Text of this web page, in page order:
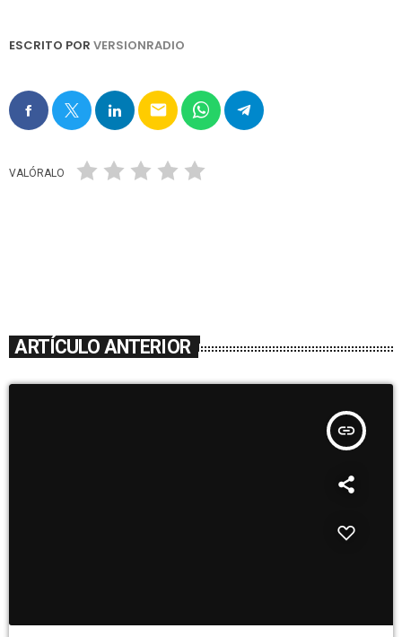
ESCRITO POR VERSIONRADIO
email
VALÓRALO
ARTÍCULO ANTERIOR
insert_link